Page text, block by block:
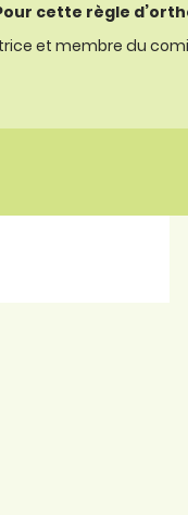
cette règle
et membre du